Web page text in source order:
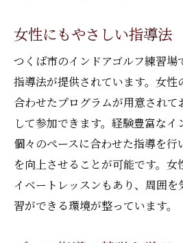
女性にもやさしい指導法
つくば市のインドアゴルフ練習場
指導法が提供されています。女性
合わせたプログラムが用意され
して参加できます。経験豊富なイ
個々のペースに合わせた指導を
を向上させることが可能です。女
イベートレッスンもあり、周囲
習ができる環境が整っています。